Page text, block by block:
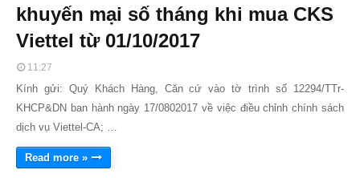
khuyến mại số tháng khi mua CKS
Viettel từ 01/10/2017
11:27
Kính gửi: Quý Khách Hàng, Căn cứ vào tờ trình số 12294/TTr-
KHCP&DN ban hành ngày 17/0802017 về việc điều chỉnh chính sách
dịch vụ Viettel-CA; …
Read more »